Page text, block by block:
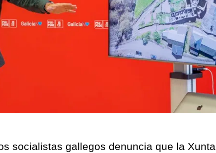
socialistas gallegos denuncia que la Xunta